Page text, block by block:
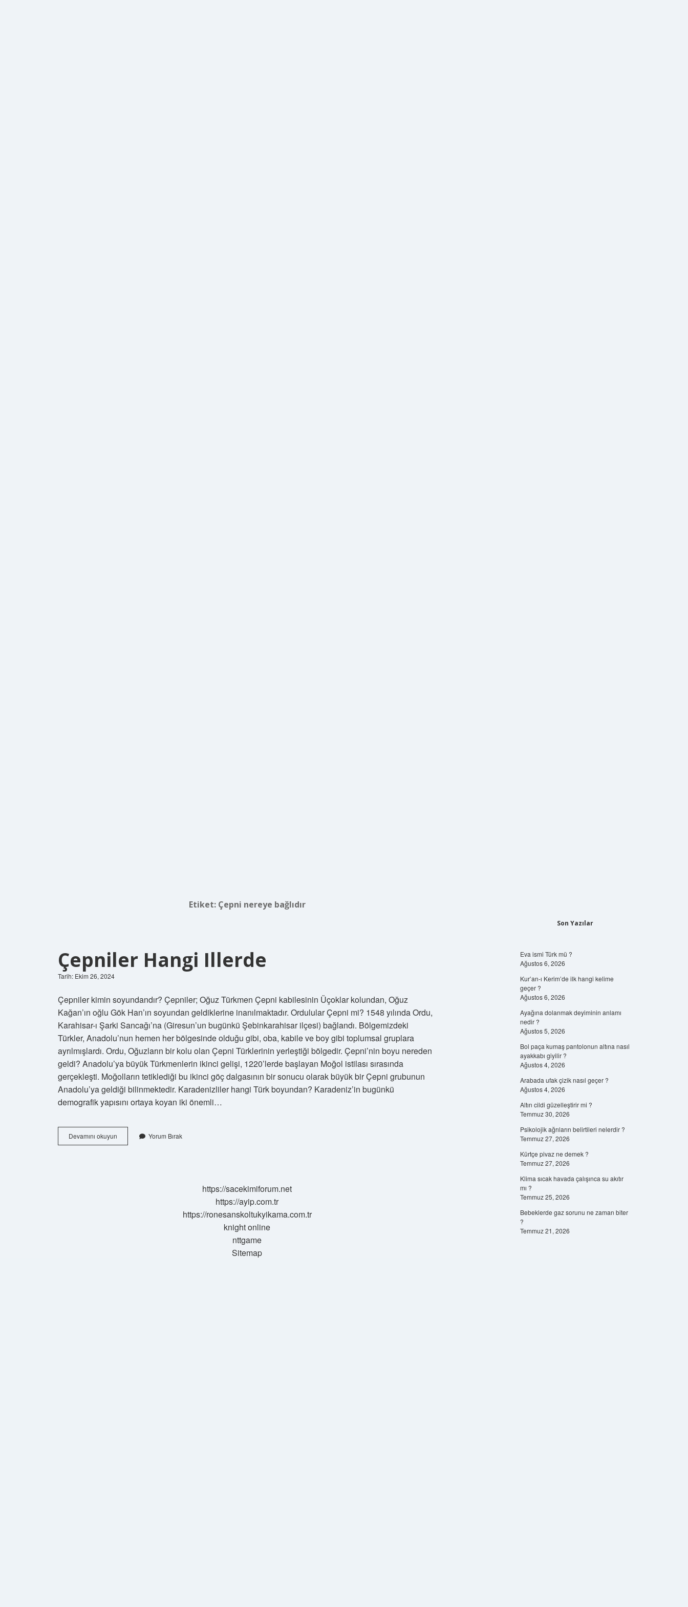
Etiket: Çepni nereye bağlıdır
Çepniler Hangi Illerde
Tarih: Ekim 26, 2024
Çepniler kimin soyundandır? Çepniler; Oğuz Türkmen Çepni kabilesinin Üçoklar kolundan, Oğuz
Kağan’ın oğlu Gök Han’ın soyundan geldiklerine inanılmaktadır. Ordulular Çepni mi? 1548 yılında Ordu,
Karahisar-ı Şarki Sancağı’na (Giresun’un bugünkü Şebinkarahisar ilçesi) bağlandı. Bölgemizdeki
Türkler, Anadolu’nun hemen her bölgesinde olduğu gibi, oba, kabile ve boy gibi toplumsal gruplara
ayrılmışlardı. Ordu, Oğuzların bir kolu olan Çepni Türklerinin yerleştiği bölgedir. Çepni’nin boyu nereden
geldi? Anadolu’ya büyük Türkmenlerin ikinci gelişi, 1220’lerde başlayan Moğol istilası sırasında
gerçekleşti. Moğolların tetiklediği bu ikinci göç dalgasının bir sonucu olarak büyük bir Çepni grubunun
Anadolu’ya geldiği bilinmektedir. Karadenizliler hangi Türk boyundan? Karadeniz’in bugünkü
demografik yapısını ortaya koyan iki önemli…
Devamını okuyun Çepniler
Hangi
Yorum Bırak
https://sacekimiforum.net
https://ayip.com.tr
https://ronesanskoltukyikama.com.tr
knight online
nttgame
Sitemap
Son Yazılar
Eva ismi Türk mü ?
Ağustos 6, 2026
Kur’an-ı Kerim’de ilk hangi kelime
geçer ?
Ağustos 6, 2026
Ayağına dolanmak deyiminin anlamı
nedir ?
Ağustos 5, 2026
Bol paça kumaş pantolonun altına nasıl
ayakkabı giyilir ?
Ağustos 4, 2026
Arabada ufak çizik nasıl geçer ?
Ağustos 4, 2026
Altın cildi güzelleştirir mi ?
Temmuz 30, 2026
Psikolojik ağrıların belirtileri nelerdir ?
Temmuz 27, 2026
Kürtçe pivaz ne demek ?
Temmuz 27, 2026
Klima sıcak havada çalışınca su akıtır
mı ?
Temmuz 25, 2026
Bebeklerde gaz sorunu ne zaman biter
?
Temmuz 21, 2026